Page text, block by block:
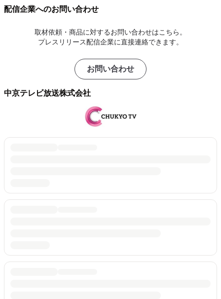
配信企業へのお問い合わせ
取材依頼・商品に対するお問い合わせはこちら。
プレスリリース配信企業に直接連絡できます。
お問い合わせ
中京テレビ放送株式会社